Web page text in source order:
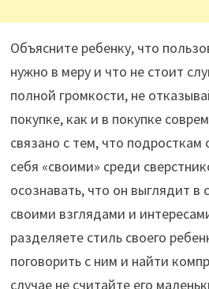
Объясните ребенку, что
нужно в меру и что не стоит
полной громкости, не
покупке, как и в покупке
связано с тем, что
себя «своими» среди
осознавать, что он выглядит в
своими взглядами и
разделяете стиль своего
поговорить с ним и найти
случае не считайте его